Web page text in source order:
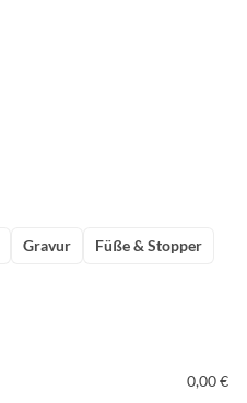
Gravur
Füße & Stopper
0,00€